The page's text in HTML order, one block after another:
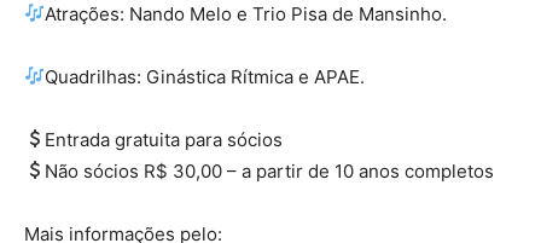
Atrações: Nando Melo e Trio Pisa de Mansinho.
Quadrilhas: Ginástica Rítmica e APAE.
Entrada gratuita para sócios
Não sócios R$ 30,00 – a partir de 10 anos completos
Mais informações pelo: